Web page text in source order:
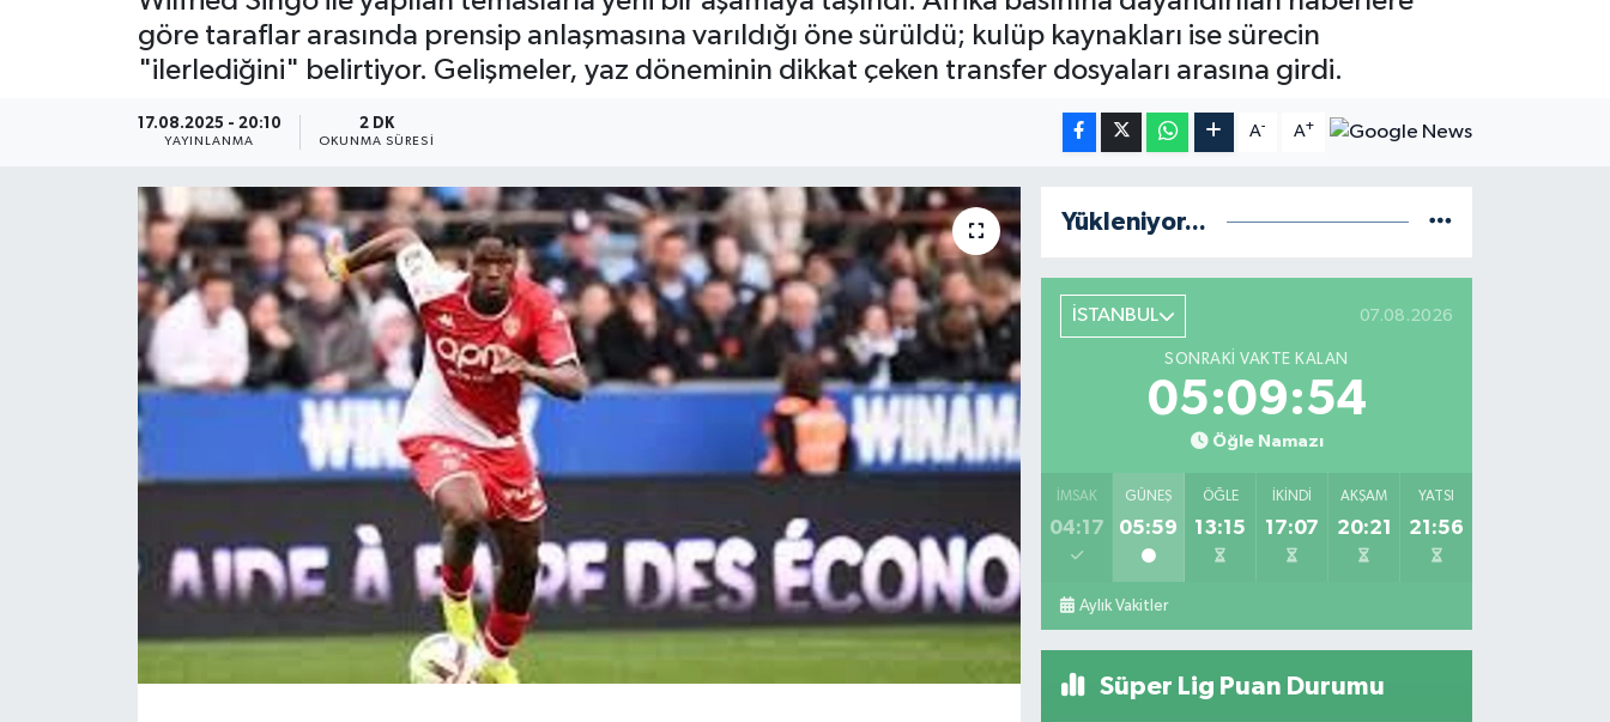
göre taraflar arasında prensip anlaşmasına varıldığı öne sürüldü; kulüp kaynakları ise sürecin
"ilerlediğini" belirtiyor. Gelişmeler, yaz döneminin dikkat çeken transfer dosyaları arasına girdi.
17.08.2025 - 20:10
YAYINLANMA
2 DK
OKUNMA SÜRESI
A- A+
Yükleniyor...
İSTANBUL 07.08.2026
SONRAKI VAKTE KALAN
05:09:53
Öğle Namazı
İMSAK
04:17
GÜNEŞ
05:59
ÖĞLE
13:15
İKINDI
17:07
AKŞAM
20:21
YATSI
21:56
Aylık Vakitler
Süper Lig Puan Durumu